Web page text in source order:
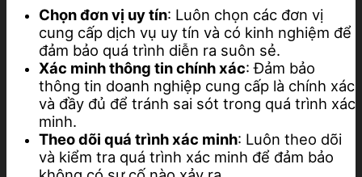
Chọn đơn vị uy tín: Luôn chọn các đơn vị
cung cấp dịch vụ uy tín và có kinh nghiệm để
đảm bảo quá trình diễn ra suôn sẻ.
Xác minh thông tin chính xác: Đảm bảo
thông tin doanh nghiệp cung cấp là chính xác
và đầy đủ để tránh sai sót trong quá trình xác
minh.
Theo dõi quá trình xác minh: Luôn theo dõi
và kiểm tra quá trình xác minh để đảm bảo